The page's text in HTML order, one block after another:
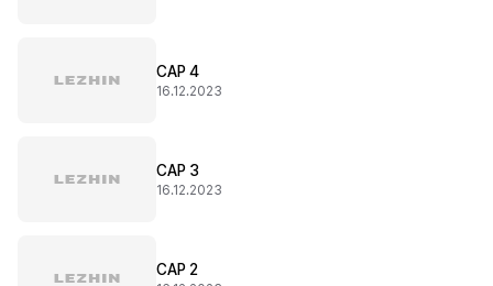
CAP 4
16.12.2023
CAP 3
16.12.2023
CAP 2